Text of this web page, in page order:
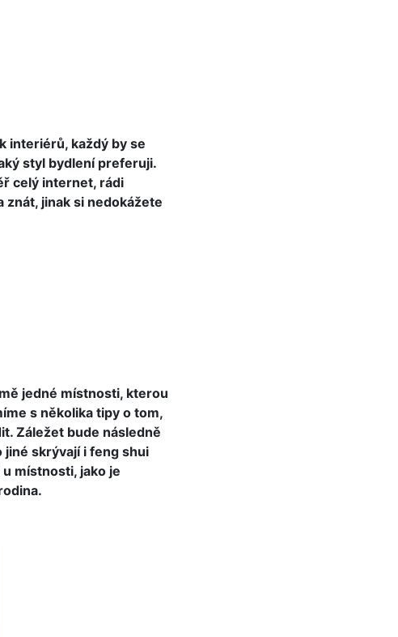
interiérů, každý by se
styl bydlení preferuji.
celý internet, rádi
jinak si nedokážete
jedné místnosti, kterou
s několika tipy o tom,
Záležet bude následně
jiné skrývají i feng shui
místnosti, jako je